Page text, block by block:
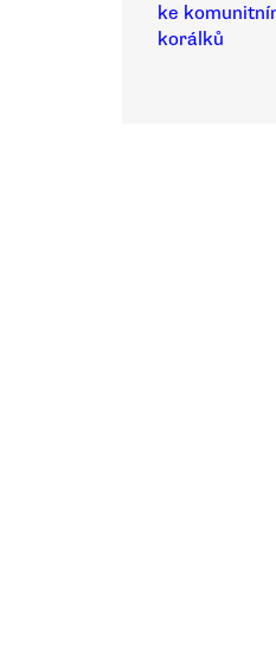
ke
korálků